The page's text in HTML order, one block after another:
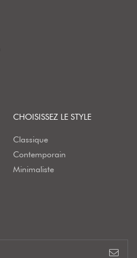
CHOISISSEZ LE STYLE
Classique
Contemporain
Minimaliste